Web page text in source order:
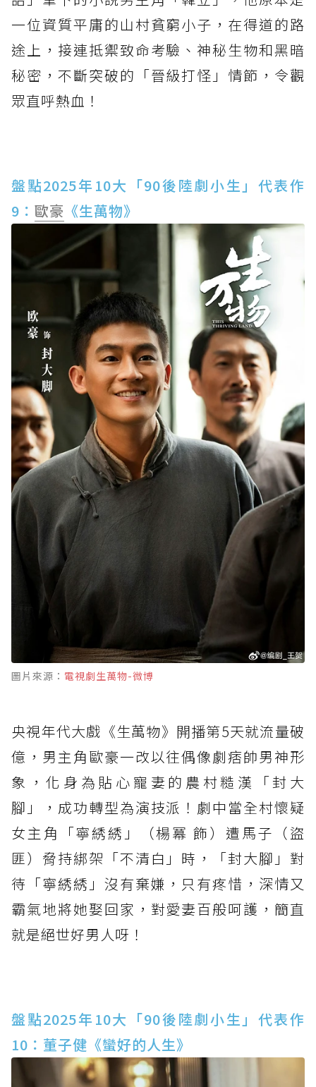
一位資質平庸的山村貧窮小子，在得道的路
途上，接連抵禦致命考驗、神秘生物和黑暗
秘密，不斷突破的「晉級打怪」情節，令觀
眾直呼熱血！
盤點2025年10大「90後陸劇小生」代表作
9： 歐豪 《生萬物》
圖片來源： 電視劇生萬物-微博
央視年代大戲《生萬物》開播第5天就流量破
億，男主角歐豪一改以往偶像劇痞帥男神形
象，化身為貼心寵妻的農村糙漢「封大
腳」，成功轉型為演技派！劇中當全村懷疑
女主角「寧綉綉」（楊冪 飾）遭馬子（盜
匪）脅持綁架「不清白」時，「封大腳」對
待「寧綉綉」沒有棄嫌，只有疼惜，深情又
霸氣地將她娶回家，對愛妻百般呵護，簡直
就是絕世好男人呀！
盤點2025年10大「90後陸劇小生」代表作
10：董子健《蠻好的人生》